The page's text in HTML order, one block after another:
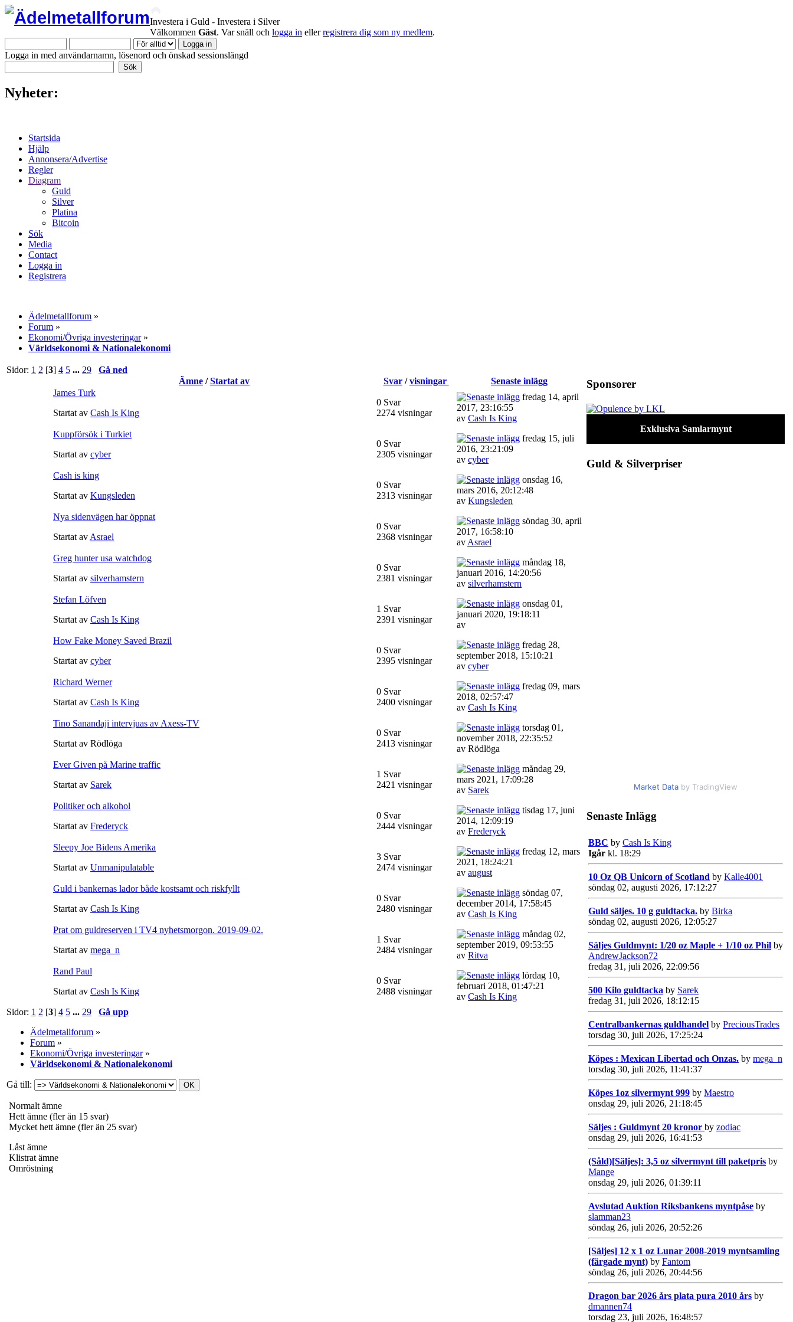
Investera i Guld - Investera i Silver
Välkommen Gäst. Var snäll och logga in ellerregistrera dig som ny medlem.
Logga in med användarnamn, lösenord och önskad sessionslängd
Nyheter:
Startsida
Hjälp
Annonsera/Advertise
Regler
Diagram
Guld
Silver
Platina
Bitcoin
Sök
Media
Contact
Logga in
Registrera
Ädelmetallforum »
Forum »
Ekonomi/Övriga investeringar»
Världsekonomi & Nationalekonomi
Sidor: 1 2 [3] 4 5 ... 29
Gå ned
Ämne /Startat av Svar/visningar
Senaste inlägg
James Turk
Startat av Cash Is King
0 Svar
2274 visningar
fredag 14, april
2017, 23:16:55
av Cash Is King
Kuppförsök i Turkiet
Startat av cyber
0 Svar
2305 visningar
fredag 15, juli
2016, 23:21:09
av cyber
Cash is king
Startat av Kungsleden
0 Svar
2313 visningar
onsdag 16,
mars 2016, 20:12:48
av Kungsleden
Nya sidenvägen har öppnat
Startat av Asrael
0 Svar
2368 visningar
söndag 30, april
2017, 16:58:10
av Asrael
Greg hunter usa watchdog
Startat av silverhamstern
0 Svar
2381 visningar
måndag 18,
januari 2016, 14:20:56
av silverhamstern
Stefan Löfven
Startat av Cash Is King
1 Svar
2391 visningar
onsdag 01,
januari 2020, 19:18:11
av
How Fake Money Saved Brazil
Startat av cyber
0 Svar
2395 visningar
fredag 28,
september 2018, 15:10:21
av cyber
Richard Werner
Startat av Cash Is King
0 Svar
2400 visningar
fredag 09, mars
2018, 02:57:47
av Cash Is King
Tino Sanandaji intervjuas av Axess-TV
Startat av Rödlöga
0 Svar
2413 visningar
torsdag 01,
november 2018, 22:35:52
av Rödlöga
Ever Given på Marine traffic
Startat av Sarek
1 Svar
2421 visningar
måndag 29,
mars 2021, 17:09:28
av Sarek
Politiker och alkohol
Startat av Frederyck
0 Svar
2444 visningar
tisdag 17, juni
2014, 12:09:19
av Frederyck
Sleepy Joe Bidens Amerika
Startat av Unmanipulatable
3 Svar
2474 visningar
fredag 12, mars
2021, 18:24:21
av august
Guld i bankernas lador både kostsamt och riskfyllt
Startat av Cash Is King
0 Svar
2480 visningar
söndag 07,
december 2014, 17:58:45
av Cash Is King
Prat om guldreserven i TV4 nyhetsmorgon. 2019-09-02.
Startat av mega_n
1 Svar
2484 visningar
måndag 02,
september 2019, 09:53:55
av Ritva
Rand Paul
Startat av Cash Is King
0 Svar
2488 visningar
lördag 10,
februari 2018, 01:47:21
av Cash Is King
Sidor: 1 2 [3] 4 5 ... 29
Gå upp
Ädelmetallforum »
Forum »
Ekonomi/Övriga investeringar»
Världsekonomi & Nationalekonomi
Gå till:
Normalt ämne
Hett ämne (fler än 15 svar)
Mycket hett ämne (fler än 25 svar)
Låst ämne
Klistrat ämne
Omröstning
Sponsorer
Exklusiva Samlarmynt
Guld & Silverpriser
Market Data by TradingView
Senaste Inlägg
BBC by Cash Is King
Igår kl. 18:29
10 Oz QB Unicorn of Scotland by Kalle4001
söndag 02, augusti 2026, 17:12:27
Guld säljes. 10 g guldtacka. by Birka
söndag 02, augusti 2026, 12:05:27
Säljes Guldmynt: 1/20 oz Maple + 1/10 oz Phil by
AndrewJackson72
fredag 31, juli 2026, 22:09:56
500 Kilo guldtacka by Sarek
fredag 31, juli 2026, 18:12:15
Centralbankernas guldhandel by PreciousTrades
torsdag 30, juli 2026, 17:25:24
Köpes : Mexican Libertad och Onzas. by mega_n
torsdag 30, juli 2026, 11:41:37
Köpes 1oz silvermynt 999 by Maestro
onsdag 29, juli 2026, 21:18:45
Säljes : Guldmynt 20 kronor by zodiac
onsdag 29, juli 2026, 16:41:53
(Såld)[Säljes]: 3,5 oz silvermynt till paketpris by
Mange
onsdag 29, juli 2026, 01:39:11
Avslutad Auktion Riksbankens myntpåse by
slamman23
söndag 26, juli 2026, 20:52:26
[Säljes] 12 x 1 oz Lunar 2008-2019 myntsamling
(färgade mynt) by Fantom
söndag 26, juli 2026, 20:44:56
Dragon bar 2026 års plata pura 2010 års by
dmannen74
torsdag 23, juli 2026, 16:48:57